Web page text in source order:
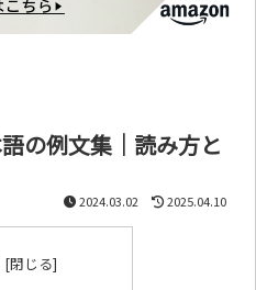
の例文集｜読み方と
2024.03.02 2025.04.10